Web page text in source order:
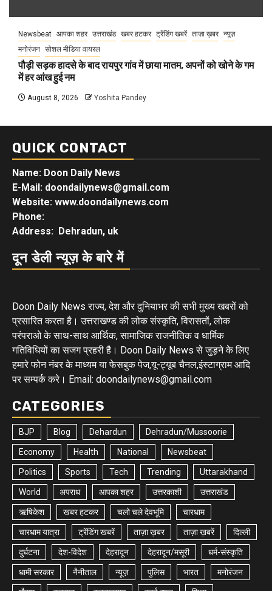
Newsbeat आपका शहर उत्तराखंड खबर हटकर ट्रेंडिंग खबरें ताज़ा ख़बर न्यूज़
मनोरंजन सोशल मीडिया वायरल
पौड़ी सड़क हादसे के बाद रायपुर गांव में छाया मातम, अपनों को खोने के गम
में हर आंख हुई नम
August 8, 2026 Yoshita Pandey
QUICK CONTACT
Name: Doon Daily News
E-Mail: doondailynews@gmail.com
Website: www.doondailynews.com
Phone:
Address: Dehradun, uk
दून डेली न्यूज़ के बारे में
Doon Daily News राज्य, देश और दुनियाभर की सभी मुख्य खबरों को
प्रसारित करता है। उत्तराखण्ड की लोक संस्कृति, विरासतों, लोक
परंपराओ के साथ-साथ आर्थिक, सामाजिक राजनीतिक व धार्मिक
गतिविधियों का सजग प्रहरी है। Doon Daily News से जुड़ने के लिए
हमारे फोन नंबर के माध्यम या फेसबुक पेज,यू-ट्यूब चैनल,इंस्टाग्राम आदि
पर सम्पर्क करे। Email: doondailynews@gmail.com
CATEGORIES
BJP Blog Dehardun Dehradun/Mussoorie
Economy Health National Newsbeat
Politics Sports Tech Trending Uttarakhand
World अपराध आपका शहर उत्तरकाशी उत्तराखंड
ऋषिकेश खबर हटकर चलो चले देवभूमि चारधाम
चारधाम यात्रा ट्रेंडिंग खबरें ताज़ा ख़बर ताज़ा ख़बरें दिल्ली
दुर्घटना देश-विदेश देहरादून देहरादून/मसूरी धर्म-संस्कृति
धामी सरकार नैनीताल न्यूज़ पुलिस भारत मनोरंजन